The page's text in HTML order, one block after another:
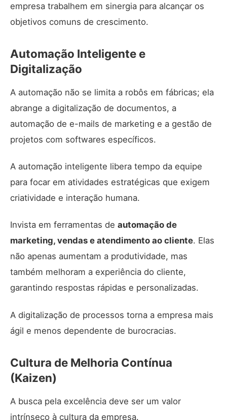
empresa trabalhem em sinergia para alcançar os
objetivos comuns de crescimento.
Automação Inteligente e
Digitalização
A automação não se limita a robôs em fábricas; ela
abrange a digitalização de documentos, a
automação de e-mails de marketing e a gestão de
projetos com softwares específicos.
A automação inteligente libera tempo da equipe
para focar em atividades estratégicas que exigem
criatividade e interação humana.
Invista em ferramentas de automação de
marketing, vendas e atendimento ao cliente. Elas
não apenas aumentam a produtividade, mas
também melhoram a experiência do cliente,
garantindo respostas rápidas e personalizadas.
A digitalização de processos torna a empresa mais
ágil e menos dependente de burocracias.
Cultura de Melhoria Contínua
(Kaizen)
A busca pela excelência deve ser um valor
intrínseco à cultura da empresa.